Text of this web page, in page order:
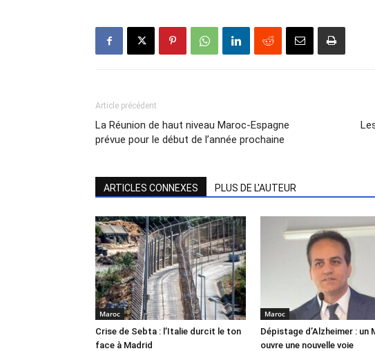
Article précédent
La Réunion de haut niveau Maroc-Espagne
prévue pour le début de l’année prochaine
ARTICLES CONNEXES PLUS DE L'AUTEUR
Maroc
Crise de Sebta : l’Italie durcit le ton
face à Madrid
Maroc
Dépistage d’Alzheimer : un
ouvre une nouvelle voie